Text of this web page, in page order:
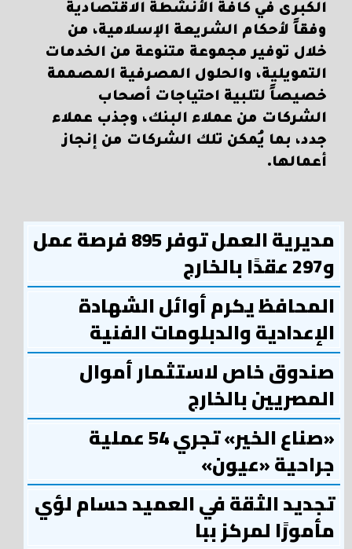
الكبرى في كافة الأنشطة الاقتصادية
وفقاً لأحكام الشريعة الإسلامية، من
خلال توفير مجموعة متنوعة من الخدمات
التمويلية، والحلول المصرفية المصممة
خصيصاً لتلبية احتياجات أصحاب
الشركات من عملاء البنك، وجذب عملاء
جدد، بما يُمكن تلك الشركات من إنجاز
أعمالها.
مديرية العمل توفر 895 فرصة عمل
و297 عقدًا بالخارج
المحافظ يكرم أوائل الشهادة
الإعدادية والدبلومات الفنية
صندوق خاص لاستثمار أموال
المصريين بالخارج
«صناع الخير» تجري 54 عملية
جراحية «عيون»
تجديد الثقة في العميد حسام لؤي
مأمورًا لمركز ببا